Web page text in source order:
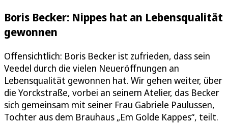
Boris Becker: Nippes hat an Lebensqualität
gewonnen
Offensichtlich: Boris Becker ist zufrieden, dass sein
Veedel durch die vielen Neueröffnungen an
Lebensqualität gewonnen hat. Wir gehen weiter, über
die Yorckstraße, vorbei an seinem Atelier, das Becker
sich gemeinsam mit seiner Frau Gabriele Paulussen,
Tochter aus dem Brauhaus „Em Golde Kappes“, teilt.